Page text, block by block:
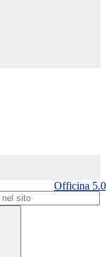
Officina 5.0